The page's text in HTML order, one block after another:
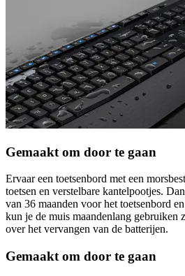
Gemaakt om door te gaan
Ervaar een toetsenbord met een
toetsen en verstelbare kantelpootjes.
van 36 maanden voor het toetsenbord
kun je de muis maandenlang gebruiken
over het vervangen van de batterijen.
Gemaakt om door te gaan